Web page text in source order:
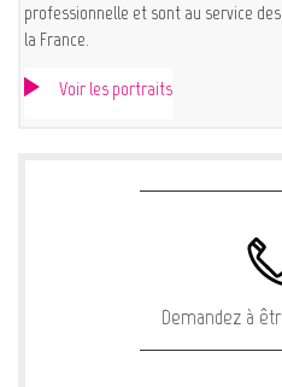
professionnelle et sont au service
la France.
Voir les portraits
Demandez à